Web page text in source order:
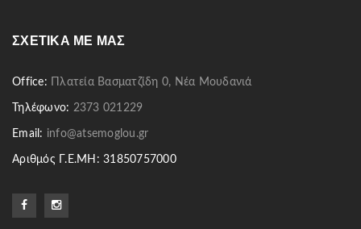
ΣΧΕΤΙΚΆ ΜΕ ΜΑΣ
Office: Πλατεία Βασματζίδη 0, Νέα Μουδανιά
Τηλέφωνο: 2373 021229
Email: info@atsemoglou.gr
Αριθμός Γ.Ε.ΜΗ: 31850757000